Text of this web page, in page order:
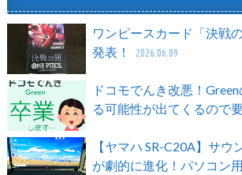
ワンピースカード「決戦
発表！
2026.06.09
ドコモでんき改悪！
る可能性が出てくるので
【ヤマハ SR-C20A】サ
が劇的に進化！パソコン